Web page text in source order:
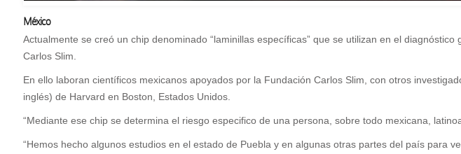
México
Actualmente se creó un chip denominado “laminillas específicas” que se utilizan en el
Carlos Slim.
En ello laboran científicos mexicanos apoyados por la Fundación Carlos Slim, con otros
inglés) de Harvard en Boston, Estados Unidos.
“Mediante ese chip se determina el riesgo especifico de una persona, sobre todo mexicana,
“Hemos hecho algunos estudios en el estado de Puebla y en algunas otras partes del país para